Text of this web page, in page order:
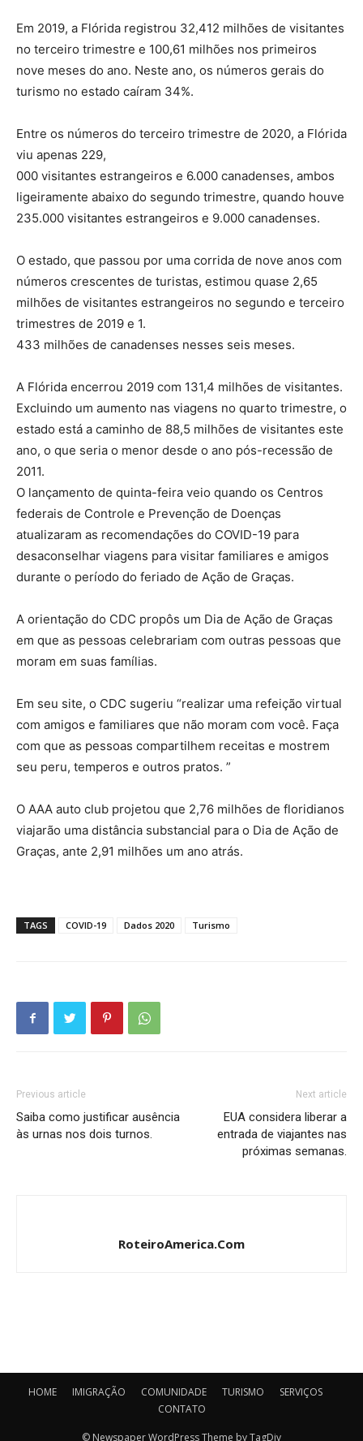
Em 2019, a Flórida registrou 32,412 milhões de visitantes
no terceiro trimestre e 100,61 milhões nos primeiros
nove meses do ano. Neste ano, os números gerais do
turismo no estado caíram 34%.
Entre os números do terceiro trimestre de 2020, a Flórida
viu apenas 229,
000 visitantes estrangeiros e 6.000 canadenses, ambos
ligeiramente abaixo do segundo trimestre, quando houve
235.000 visitantes estrangeiros e 9.000 canadenses.
O estado, que passou por uma corrida de nove anos com
números crescentes de turistas, estimou quase 2,65
milhões de visitantes estrangeiros no segundo e terceiro
trimestres de 2019 e 1.
433 milhões de canadenses nesses seis meses.
A Flórida encerrou 2019 com 131,4 milhões de visitantes.
Excluindo um aumento nas viagens no quarto trimestre, o
estado está a caminho de 88,5 milhões de visitantes este
ano, o que seria o menor desde o ano pós-recessão de
2011.
O lançamento de quinta-feira veio quando os Centros
federais de Controle e Prevenção de Doenças
atualizaram as recomendações do COVID-19 para
desaconselhar viagens para visitar familiares e amigos
durante o período do feriado de Ação de Graças.
A orientação do CDC propôs um Dia de Ação de Graças
em que as pessoas celebrariam com outras pessoas que
moram em suas famílias.
Em seu site, o CDC sugeriu “realizar uma refeição virtual
com amigos e familiares que não moram com você. Faça
com que as pessoas compartilhem receitas e mostrem
seu peru, temperos e outros pratos. ”
O AAA auto club projetou que 2,76 milhões de floridianos
viajarão uma distância substancial para o Dia de Ação de
Graças, ante 2,91 milhões um ano atrás.
TAGS COVID-19 Dados 2020 Turismo
Previous article
Saiba como justificar ausência
às urnas nos dois turnos.
Next article
EUA considera liberar a
entrada de viajantes nas
próximas semanas.
RoteiroAmerica.Com
HOME IMIGRAÇÃO COMUNIDADE TURISMO
SERVIÇOS
CONTATO
© Newspaper WordPress Theme by TagDiv